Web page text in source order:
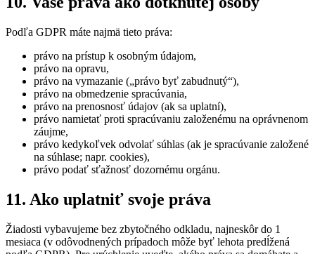
Podľa GDPR máte najmä tieto práva:
právo na prístup k osobným údajom,
právo na opravu,
právo na vymazanie („právo byť zabudnutý“),
právo na obmedzenie spracúvania,
právo na prenosnosť údajov (ak sa uplatní),
právo namietať proti spracúvaniu založenému na oprávnenom
záujme,
právo kedykoľvek odvolať súhlas (ak je spracúvanie založené
na súhlase; napr. cookies),
právo podať sťažnosť dozornému orgánu.
11. Ako uplatniť svoje práva
Žiadosti vybavujeme bez zbytočného odkladu, najneskôr do 1
mesiaca (v odôvodnených prípadoch môže byť lehota predĺžená